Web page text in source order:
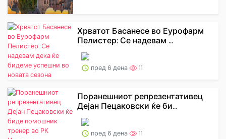
Хрватот Басанесе во Еурофарм
Пелистер: Се надевам ...
пред 6 дена 11
Поранешниот репрезентативец
Дејан Пецаковски ќе би...
пред 6 дена 11